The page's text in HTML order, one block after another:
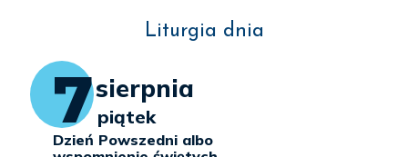
Liturgia dnia